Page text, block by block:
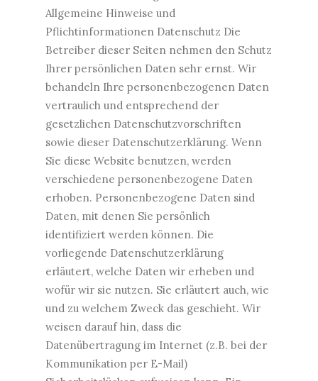
Allgemeine Hinweise und
Pflichtinformationen Datenschutz Die
Betreiber dieser Seiten nehmen den Schutz
Ihrer persönlichen Daten sehr ernst. Wir
behandeln Ihre personenbezogenen Daten
vertraulich und entsprechend der
gesetzlichen Datenschutzvorschriften
sowie dieser Datenschutzerklärung. Wenn
Sie diese Website benutzen, werden
verschiedene personenbezogene Daten
erhoben. Personenbezogene Daten sind
Daten, mit denen Sie persönlich
identifiziert werden können. Die
vorliegende Datenschutzerklärung
erläutert, welche Daten wir erheben und
wofür wir sie nutzen. Sie erläutert auch, wie
und zu welchem Zweck das geschieht. Wir
weisen darauf hin, dass die
Datenübertragung im Internet (z.B. bei der
Kommunikation per E-Mail)